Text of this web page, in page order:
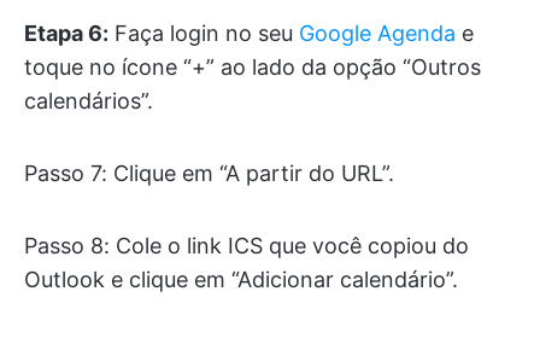
Etapa 6: Faça login no seu Google Agenda e
toque no ícone “+” ao lado da opção “Outros
calendários”.
Passo 7: Clique em “A partir do URL”.
Passo 8: Cole o link ICS que você copiou do
Outlook e clique em “Adicionar calendário”.